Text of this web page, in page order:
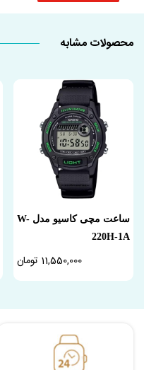
محصولات مشابه
ساعت مچی کاسیو مدل W-
220H-1A
11,550,000 تومان